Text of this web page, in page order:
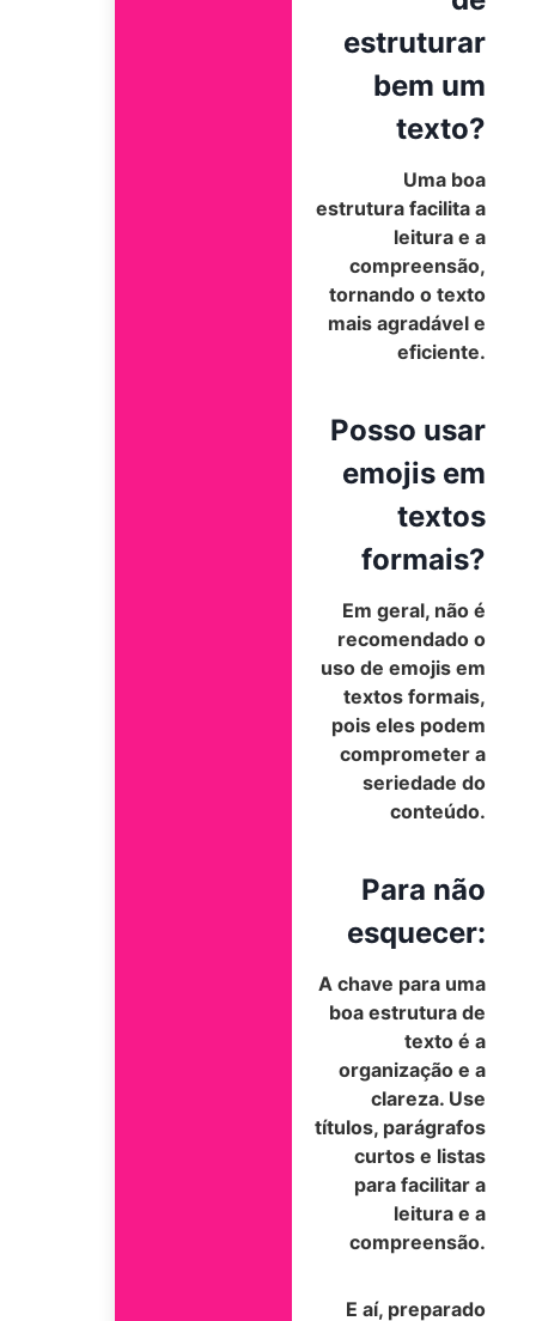
estruturar
bem um
texto?
Uma boa
estrutura facilita a
leitura e a
compreensão,
tornando o texto
mais agradável e
eficiente.
Posso usar
emojis em
textos
formais?
Em geral, não é
recomendado o
uso de emojis em
textos formais,
pois eles podem
comprometer a
seriedade do
conteúdo.
Para não
esquecer:
A chave para uma
boa estrutura de
texto é a
organização e a
clareza. Use
títulos, parágrafos
curtos e listas
para facilitar a
leitura e a
compreensão.
E aí, preparado